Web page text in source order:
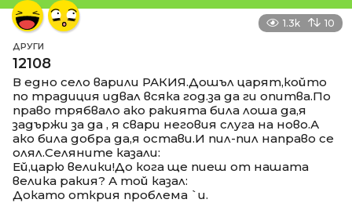
1.3k 10
ДРУГИ
12108
В едно село варили РАКИЯ.Дошъл царят,който
по традиция идвал всяка год.за да ги опитва.По
право трябвало ако ракията била лоша да,я
задържи за да , я свари неговия слуга на ново.А
ако била добра да,я остави.И пил-пил направо се
олял.Селяните казали:
Ей,царю велики!До кога ще пиеш от нашата
велика ракия? А той казал:
Докато открия проблема `и.